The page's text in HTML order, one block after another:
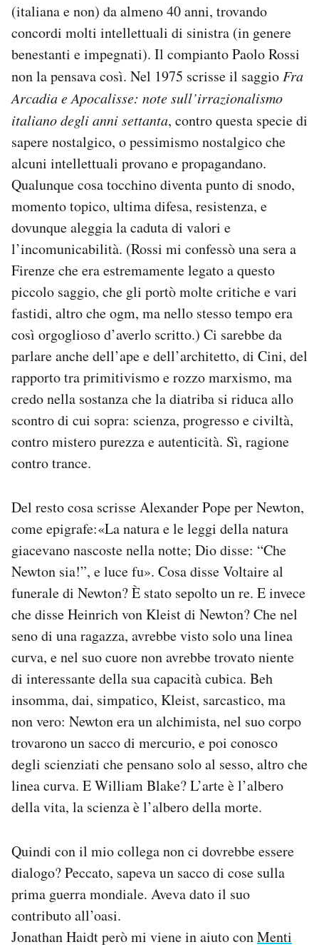
(italiana e non) da almeno 40 anni, trovando
concordi molti intellettuali di sinistra (in genere
benestanti e impegnati). Il compianto Paolo Rossi
non la pensava così. Nel 1975 scrisse il saggio Fra
Arcadia e Apocalisse: note sull’irrazionalismo
italiano degli anni settanta, contro questa specie di
sapere nostalgico, o pessimismo nostalgico che
alcuni intellettuali provano e propagandano.
Qualunque cosa tocchino diventa punto di snodo,
momento topico, ultima difesa, resistenza, e
dovunque aleggia la caduta di valori e
l’incomunicabilità. (Rossi mi confessò una sera a
Firenze che era estremamente legato a questo
piccolo saggio, che gli portò molte critiche e vari
fastidi, altro che ogm, ma nello stesso tempo era
così orgoglioso d’averlo scritto.) Ci sarebbe da
parlare anche dell’ape e dell’architetto, di Cini, del
rapporto tra primitivismo e rozzo marxismo, ma
credo nella sostanza che la diatriba si riduca allo
scontro di cui sopra: scienza, progresso e civiltà,
contro mistero purezza e autenticità. Sì, ragione
contro trance.
Del resto cosa scrisse Alexander Pope per Newton,
come epigrafe:«La natura e le leggi della natura
giacevano nascoste nella notte; Dio disse: “Che
Newton sia!”, e luce fu». Cosa disse Voltaire al
funerale di Newton? È stato sepolto un re. E invece
che disse Heinrich von Kleist di Newton? Che nel
seno di una ragazza, avrebbe visto solo una linea
curva, e nel suo cuore non avrebbe trovato niente
di interessante della sua capacità cubica. Beh
insomma, dai, simpatico, Kleist, sarcastico, ma
non vero: Newton era un alchimista, nel suo corpo
trovarono un sacco di mercurio, e poi conosco
degli scienziati che pensano solo al sesso, altro che
linea curva. E William Blake? L’arte è l’albero
della vita, la scienza è l’albero della morte.
Quindi con il mio collega non ci dovrebbe essere
dialogo? Peccato, sapeva un sacco di cose sulla
prima guerra mondiale. Aveva dato il suo
contributo all’oasi.
Jonathan Haidt però mi viene in aiuto conMenti